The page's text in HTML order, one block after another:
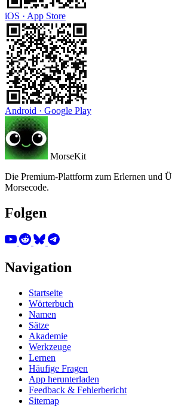
iOS · App Store
Android · Google Play
MorseKit
Die Premium-Plattform zum Erlernen und
Morsecode.
Folgen
Navigation
Startseite
Wörterbuch
Namen
Sätze
Akademie
Werkzeuge
Lernen
Häufige Fragen
App herunterladen
Feedback & Fehlerbericht
Sitemap